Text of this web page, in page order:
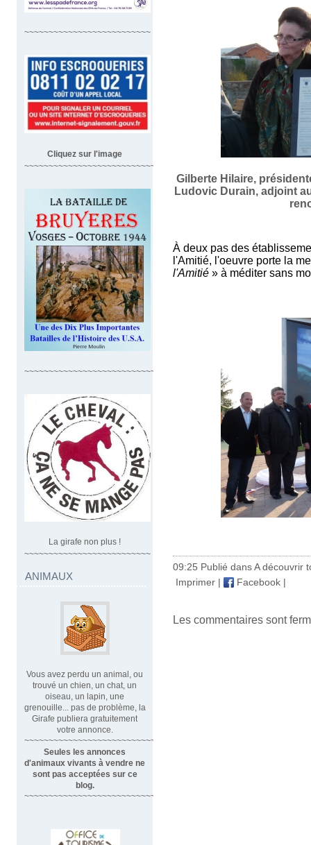
~~~~~~~~~~~~~~~~~~~~~~~~~~
Cliquez sur l'image
~~~~~~~~~~~~~~~~~~~~~~~~~~~~~~~~~~~~
~~~~~~~~~~~~~~~~~~~~~~~~~~~~
La girafe non plus !
~~~~~~~~~~~~~~~~~~~~~~~~~~
ANIMAUX
Vous avez perdu un animal, ou
trouvé un chien, un chat, un
oiseau, un lapin, une
grenouille... pas de problème, la
Girafe publiera gratuitement
votre annonce.
~~~~~~~~~~~~~~~~~~~~~~~~~~~~
Seules les annonces
d'animaux vivants à vendre ne
sont pas acceptées sur ce
blog.
~~~~~~~~~~~~~~~~~~~~~~~~~~~~~~
Gilberte Hilaire,
Ludovic Durain, adjoint
À deux pas des
l'Amitié, l'oeuvre porte la
l'Amitié » à méditer sans
09:25 Publié dansA découvrir
Imprimer | Facebook |
Les commentaires sont